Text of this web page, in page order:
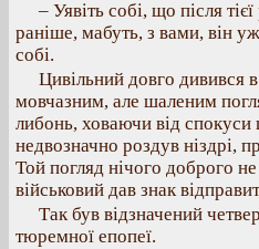
– Уявіть собі, що після
раніше, мабуть, з вами, він
собі.
Цивільний довго дивився
мовчазним, але шаленим
либонь, ховаючи від
недвозначно роздув ніздрі,
Той погляд нічого доброго
військовий дав знак
Так був відзначений
тюремної епопеї.